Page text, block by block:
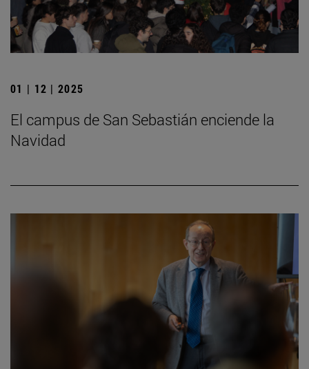
01 | 12 | 2025
El campus de San Sebastián enciende la
Navidad